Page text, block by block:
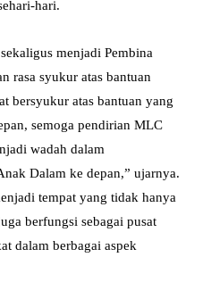
hari.
menjadi Pembina
rasa syukur atas bantuan
bersyukur atas bantuan yang
semoga pendirian MLC
wadah dalam
Dalam ke depan,” ujarnya.
tempat yang tidak hanya
berfungsi sebagai pusat
dalam berbagai aspek